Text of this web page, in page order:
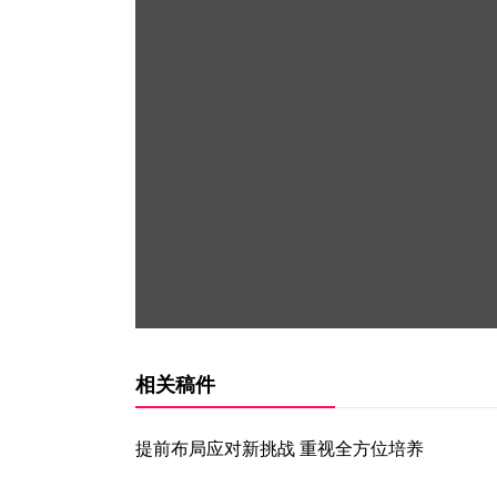
相关稿件
提前布局应对新挑战 重视全方位培养